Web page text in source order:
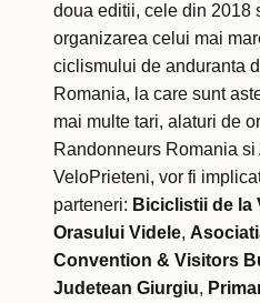
doua editii, cele din 2018
organizarea celui mai
ciclismului de anduranta
Romania, la care sunt
mai multe tari, alaturi de
Randonneurs Romania si
VeloPrieteni, vor fi
parteneri: Biciclistii de la
Orasului Videle,
Convention & Visitors
Judetean Giurgiu,